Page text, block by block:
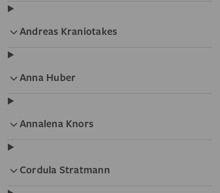
Andreas Kraniotakes
Anna Huber
Annalena Knors
Cordula Stratmann